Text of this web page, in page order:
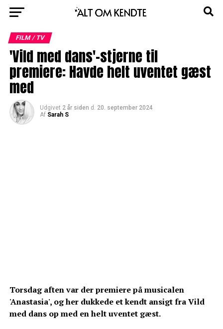
FILM / TV
'Vild med dans'-stjerne til
premiere: Havde helt uventet gæst
med
Udgivet 2 år siden d. 20. september 2024
Af Sarah S
Torsdag aften var der premiere på musicalen
'Anastasia', og her dukkede et kendt ansigt fra Vild
med dans op med en helt uventet gæst.